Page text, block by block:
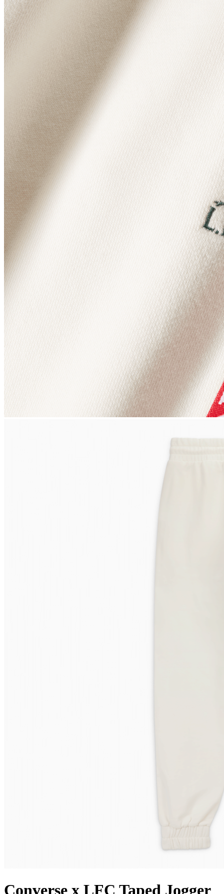
Converse x LFC Taped Jogger